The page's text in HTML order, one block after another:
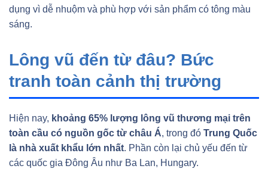
dụng vì dễ nhuộm và phù hợp với sản phẩm có tông màu
sáng.
Lông vũ đến từ đâu? Bức
tranh toàn cảnh thị trường
Hiện nay, khoảng 65% lượng lông vũ thương mại trên
toàn cầu có nguồn gốc từ châu Á, trong đó Trung Quốc
là nhà xuất khẩu lớn nhất. Phần còn lại chủ yếu đến từ
các quốc gia Đông Âu như Ba Lan, Hungary.